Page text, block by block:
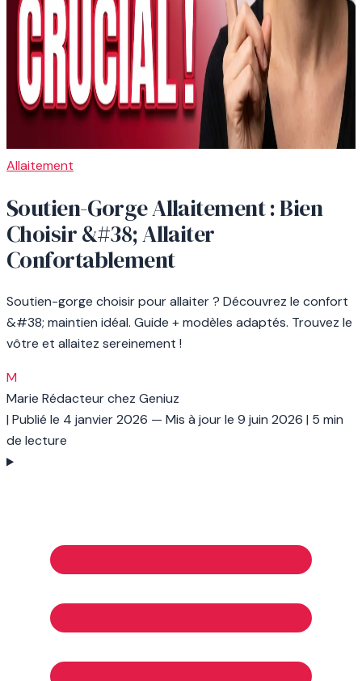
Allaitement
Soutien-Gorge Allaitement : Bien
Choisir &#38; Allaiter
Confortablement
Soutien-gorge choisir pour allaiter ? Découvrez le confort
&#38; maintien idéal. Guide + modèles adaptés. Trouvez le
vôtre et allaitez sereinement !
M
Marie Rédacteur chez Geniuz
| Publié le 4 janvier 2026 — Mis à jour le 9 juin 2026 | 5 min
de lecture